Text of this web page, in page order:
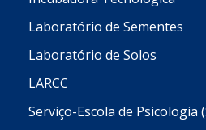
Laboratório de Sementes
Laboratório de Solos
LARCC
Serviço-Escola de Psicologia